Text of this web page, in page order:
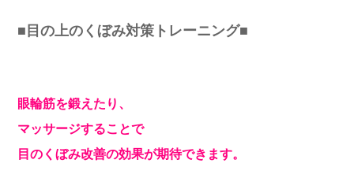
■目の上のくぼみ対策トレーニング■
眼輪筋を鍛えたり、
マッサージすることで
目のくぼみ改善の効果が期待できます。